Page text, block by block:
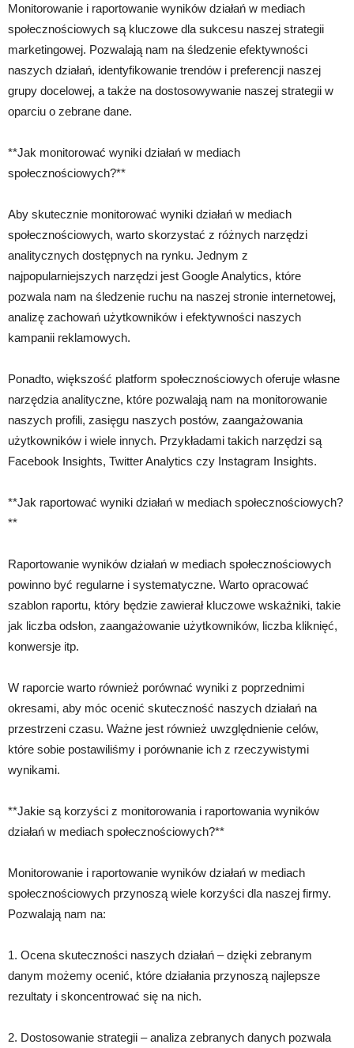
Monitorowanie i raportowanie wyników działań w mediach
społecznościowych są kluczowe dla sukcesu naszej strategii
marketingowej. Pozwalają nam na śledzenie efektywności
naszych działań, identyfikowanie trendów i preferencji naszej
grupy docelowej, a także na dostosowywanie naszej strategii w
oparciu o zebrane dane.
**Jak monitorować wyniki działań w mediach
społecznościowych?**
Aby skutecznie monitorować wyniki działań w mediach
społecznościowych, warto skorzystać z różnych narzędzi
analitycznych dostępnych na rynku. Jednym z
najpopularniejszych narzędzi jest Google Analytics, które
pozwala nam na śledzenie ruchu na naszej stronie internetowej,
analizę zachowań użytkowników i efektywności naszych
kampanii reklamowych.
Ponadto, większość platform społecznościowych oferuje własne
narzędzia analityczne, które pozwalają nam na monitorowanie
naszych profili, zasięgu naszych postów, zaangażowania
użytkowników i wiele innych. Przykładami takich narzędzi są
Facebook Insights, Twitter Analytics czy Instagram Insights.
**Jak raportować wyniki działań w mediach społecznościowych?
**
Raportowanie wyników działań w mediach społecznościowych
powinno być regularne i systematyczne. Warto opracować
szablon raportu, który będzie zawierał kluczowe wskaźniki, takie
jak liczba odsłon, zaangażowanie użytkowników, liczba kliknięć,
konwersje itp.
W raporcie warto również porównać wyniki z poprzednimi
okresami, aby móc ocenić skuteczność naszych działań na
przestrzeni czasu. Ważne jest również uwzględnienie celów,
które sobie postawiliśmy i porównanie ich z rzeczywistymi
wynikami.
**Jakie są korzyści z monitorowania i raportowania wyników
działań w mediach społecznościowych?**
Monitorowanie i raportowanie wyników działań w mediach
społecznościowych przynoszą wiele korzyści dla naszej firmy.
Pozwalają nam na:
1. Ocena skuteczności naszych działań – dzięki zebranym
danym możemy ocenić, które działania przynoszą najlepsze
rezultaty i skoncentrować się na nich.
2. Dostosowanie strategii – analiza zebranych danych pozwala